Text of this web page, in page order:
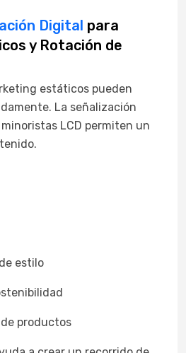
Digital para
y Rotación de
estáticos pueden
La señalización
LCD permiten un
estilo
productos